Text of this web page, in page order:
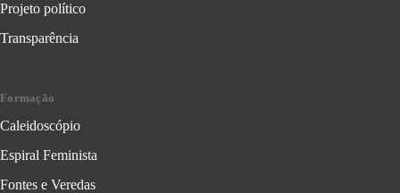
Projeto político
Transparência
Formação
Caleidoscópio
Espiral Feminista
Fontes e Veredas